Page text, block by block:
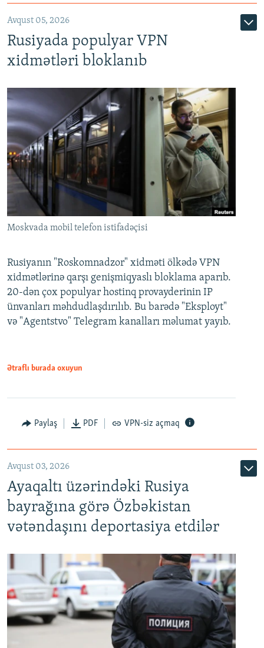
Avqust 05, 2026
Rusiyada populyar VPN
xidmətləri bloklanıb
Moskvada mobil telefon istifadəçisi
Rusiyanın "Roskomnadzor" xidməti ölkədə VPN
xidmətlərinə qarşı genişmiqyaslı bloklama aparıb.
20-dən çox populyar hostinq provayderinin IP
ünvanları məhdudlaşdırılıb. Bu barədə "Eksployt"
və "Agentstvo" Telegram kanalları məlumat yayıb.
Ətraflı burada oxuyun
Paylaş PDF VPN-siz açmaq
Avqust 03, 2026
Ayaqaltı üzərindəki Rusiya
bayrağına görə Özbəkistan
vətəndaşını deportasiya etdilər